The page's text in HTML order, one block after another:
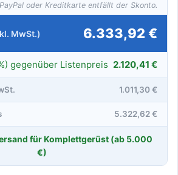
oder Kreditkarte entfällt der Skonto.
MwSt.) 6.333,92 €
gegenüber Listenpreis 2.120,41 €
1.011,30 €
5.322,62 €
für Komplettgerüst (ab 5.000
€)